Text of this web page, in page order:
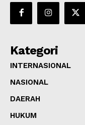
Kategori
INTERNASIONAL
NASIONAL
DAERAH
HUKUM